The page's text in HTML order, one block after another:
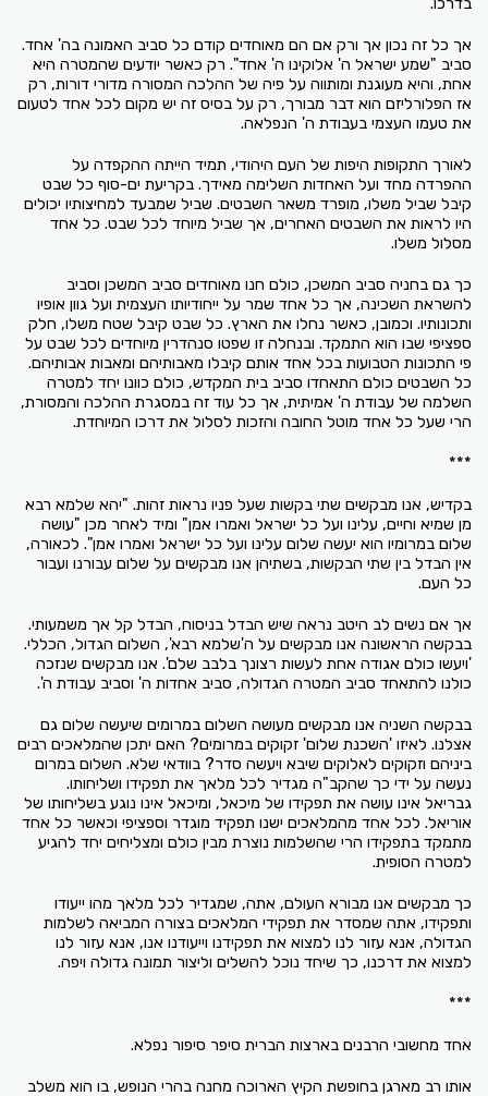
אך כל זה נכון אך ורק אם הם מאוחדים קודם כל סביב האמונה בה' אחד.
סביב "שמע ישראל ה' אלוקינו ה' אחד". רק כאשר יודעים שהמטרה היא
אחת, והיא מעוגנת ומותווה על פיה של ההלכה המסורה מדורי דורות, רק
אז הפלורליזם הוא דבר מבורך, רק על בסיס זה יש מקום לכל אחד לטעום
את טעמו העצמי בעבודת ה' הנפלאה.
לאורך התקופות היפות של העם היהודי, תמיד הייתה ההקפדה על
ההפרדה מחד ועל האחדות השלימה מאידך. בקריעת ים-סוף כל שבט
קיבל שביל משלו, מופרד משאר השבטים. שביל שמבעד למחיצותיו יכולים
היו לראות את השבטים האחרים, אך שביל מיוחד לכל שבט. כל אחד
מסלול משלו.
כך גם בחניה סביב המשכן, כולם חנו מאוחדים סביב המשכן וסביב
להשראת השכינה, אך כל אחד שמר על ייחודיותו העצמית ועל גוון אופיו
ותכונותיו. וכמובן, כאשר נחלו את הארץ. כל שבט קיבל שטח משלו, חלק
ספציפי שבו הוא התמקד. ובנחלה זו שפטו סנהדרין מיוחדים לכל שבט על
פי התכונות הטבועות בכל אחד אותם קיבלו מאבותיהם ומאבות אבותיהם.
כל השבטים כולם התאחדו סביב בית המקדש, כולם כוונו יחד למטרה
השלמה של עבודת ה' אמיתית, אך כל עוד זה במסגרת ההלכה והמסורת,
הרי שעל כל אחד מוטל החובה והזכות לסלול את דרכו המיוחדת.
***
בקדיש, אנו מבקשים שתי בקשות שעל פניו נראות זהות. "יהא שלמא רבא
מן שמיא וחיים, עלינו ועל כל ישראל ואמרו אמן" ומיד לאחר מכן "עושה
שלום במרומיו הוא יעשה שלום עלינו ועל כל ישראל ואמרו אמן". לכאורה,
אין הבדל בין שתי הבקשות, בשתיהן אנו מבקשים על שלום עבורנו ועבור
כל העם.
אך אם נשים לב היטב נראה שיש הבדל בניסוח, הבדל קל אך משמעותי.
בבקשה הראשונה אנו מבקשים על ה'שלמא רבא', השלום הגדול, הכללי.
'ויעשו כולם אגודה אחת לעשות רצונך בלבב שלם'. אנו מבקשים שנזכה
כולנו להתאחד סביב המטרה הגדולה, סביב אחדות ה' וסביב עבודת ה'.
בבקשה השניה אנו מבקשים מעושה השלום במרומים שיעשה שלום גם
אצלנו. לאיזו 'השכנת שלום' זקוקים במרומים? האם יתכן שהמלאכים רבים
ביניהם וזקוקים לאלוקים שיבא ויעשה סדר? בוודאי שלא. השלום במרום
נעשה על ידי כך שהקב"ה מגדיר לכל מלאך את תפקידו ושליחותו.
גבריאל אינו עושה את תפקידו של מיכאל, ומיכאל אינו נוגע בשליחותו של
אוריאל. לכל אחד מהמלאכים ישנו תפקיד מוגדר וספציפי וכאשר כל אחד
מתמקד בתפקידו הרי שהשלמות נוצרת מבין כולם ומצליחים יחד להגיע
למטרה הסופית.
כך מבקשים אנו מבורא העולם, אתה, שמגדיר לכל מלאך מהו ייעודו
ותפקידו, אתה שמסדר את תפקידי המלאכים בצורה המביאה לשלמות
הגדולה, אנא עזור לנו למצוא את תפקידנו וייעודנו אנו, אנא עזור לנו
למצוא את דרכנו, כך שיחד נוכל להשלים וליצור תמונה גדולה ויפה.
***
אחד מחשובי הרבנים בארצות הברית סיפר סיפור נפלא.
אותו רב מארגן בחופשת הקיץ הארוכה מחנה בהרי הנופש, בו הוא משלב